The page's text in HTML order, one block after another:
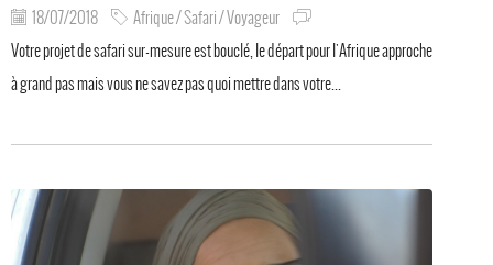
18/07/2018
Afrique / Safari / Voyageur
Votre projet de safari sur-mesure est bouclé, le départ pour l'Afrique approche
à grand pas mais vous ne savez pas quoi mettre dans votre...